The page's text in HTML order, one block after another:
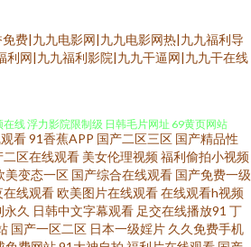
费|九九电影网|九九电影网热|九九福利导
利网|九九福利影院|九九干逼网|九九干在线
先锋资源 影音先鋒日韩在線播 1024在线毛片
线 浮力影院限制级 日韩毛片网址 69黄页网站
堂 91国厂视频 在线亚洲欧美国产日韩 亚洲午
看91香蕉APP 国产二区三区 国产精品性
二区在线观看 美女伦理视频福利偷拍小视频
美变态一区 国产综合在线观看 国产免费一级
在线观看欧美图片在线观看在线观看h视频
永久 日韩中文字幕观看 足交在线播放91 丁
国产一区二区 日本一级婬片 久久免费手机